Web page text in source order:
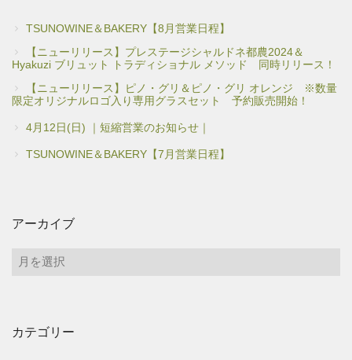
TSUNOWINE＆BAKERY【8月営業日程】
【ニューリリース】プレステージシャルドネ都農2024＆
Hyakuzi ブリュット トラディショナル メソッド 同時リリース！
【ニューリリース】ピノ・グリ＆ピノ・グリ オレンジ ※数量
限定オリジナルロゴ入り専用グラスセット 予約販売開始！
4月12日(日) ｜短縮営業のお知らせ｜
TSUNOWINE＆BAKERY【7月営業日程】
アーカイブ
ア
ブ
カテゴリー